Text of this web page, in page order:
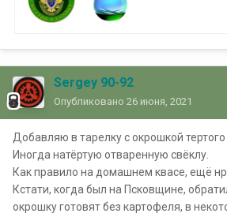
Sergey 90-92
Опубликовано 26 июня, 2021
Добавляю в тарелку с окрошкой
Иногда натёртую отваренную свёклу.
Как правило на домашнем квасе, ещё
Кстати, когда был на Псковщине,
окрошку готовят без картофеля, в